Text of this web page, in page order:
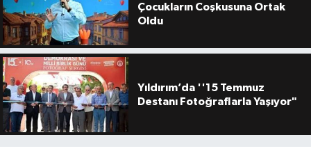
Çocukların Coşkusuna Ortak
Oldu
Yıldırım’da ''15 Temmuz
Destanı Fotoğraflarla Yaşıyor"